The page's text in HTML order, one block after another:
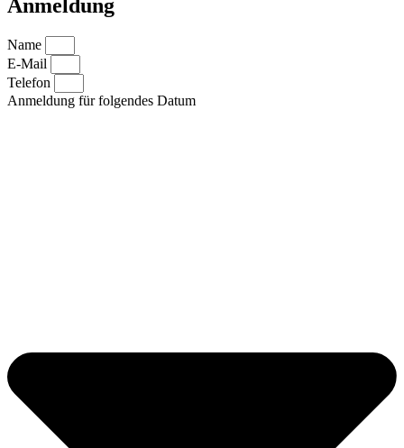
Anmeldung
Name
E-Mail
Telefon
Anmeldung für folgendes Datum